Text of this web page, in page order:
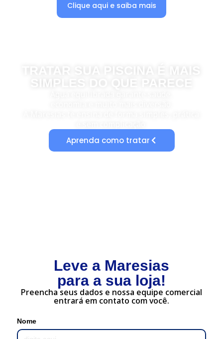
Clique aqui e saiba mais
TRATAR SUA PISCINA É MAIS
SIMPLES DO QUE PARECE
Aprenda como tratar
Leve a Maresias
para a sua loja!
Preencha seus dados e nossa equipe comercial
entrará em contato com você.
Nome